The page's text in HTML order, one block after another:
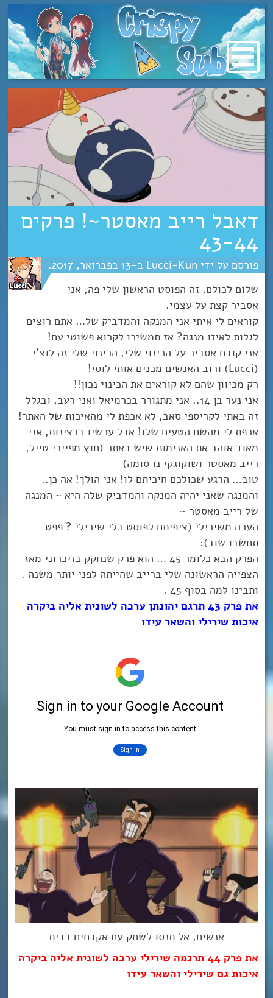
מעבר
לתוכן
דאבל רייב מאסטר~! פרקים
43-44
Lucci-Kun
13 פברואר 2017
שלום לכולם, זה הפוסט הראשון שלי פה, אני
אסביר קצת על עצמי.
קוראים לי איתי אני המנקה והמדביק של… אתם רוצים
לגלות לאיזו מנגה? אז תמשיכו לקרוא פשוטי עם!
אני קודם אסביר על הכינוי שלי, הכינוי שלי זה לוצ’י
(Lucci) ורוב האנשים מכנים אותי לוסי!
רק מכיוון שהם לא קוראים את הכינוי נכון!!
אני נער בן 14.. אני מתגורר בכרמיאל ואני רעב, ובגלל
זה באתי לקריספי סאב, לא אכפת לי מהאיכות של האתר!
אכפת לי מהשם הטעים שלו! אבל עכשיו ברצינות, אני
מאוד אוהב את האנימות שיש באתר (חוץ מפיירי טייל,
רייב מאסטר ושוקוגקי נו סומה)
טוב… הרגע שכולכם חיכיתם לו! אני הולך! אה כן..
והמנגה שאני יהיה המנקה והמדביק שלה היא ~ המנגה
של רייב מאסטר ~
הערה משירילי (ציפיתם לפוסט בלי שירילי ? פפט
תחשבו שוב):
הפרק הבא כלומר 45 … הוא פרק שנחקק בזיכרוני מאז
הצפייה הראשונה שלי ברייב שהייתה לפני יותר משנה .
ותבינו למה בסוף 45 .
את פרק 43 תרגם יהונתן ערכה לשונית אליה ביקרה
איכות שירילי והשאר עידו
אנשים, אל תנסו לשחק עם אקדחים בבית
את פרק 44 תרגמה שירילי ערכה לשונית אליה ביקרה
איכות גם שירילי והשאר עידו